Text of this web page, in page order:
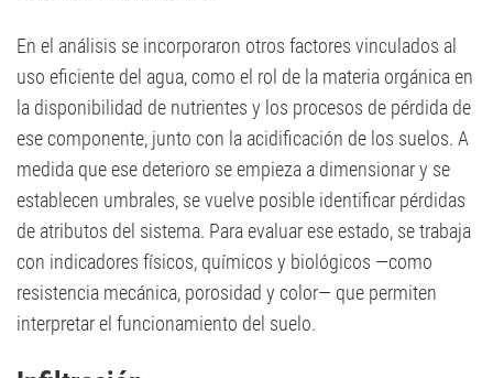
En el análisis se incorporaron otros factores vinculados al
uso eficiente del agua, como el rol de la materia orgánica en
la disponibilidad de nutrientes y los procesos de pérdida de
ese componente, junto con la acidificación de los suelos. A
medida que ese deterioro se empieza a dimensionar y se
establecen umbrales, se vuelve posible identificar pérdidas
de atributos del sistema. Para evaluar ese estado, se trabaja
con indicadores físicos, químicos y biológicos —como
resistencia mecánica, porosidad y color— que permiten
interpretar el funcionamiento del suelo.